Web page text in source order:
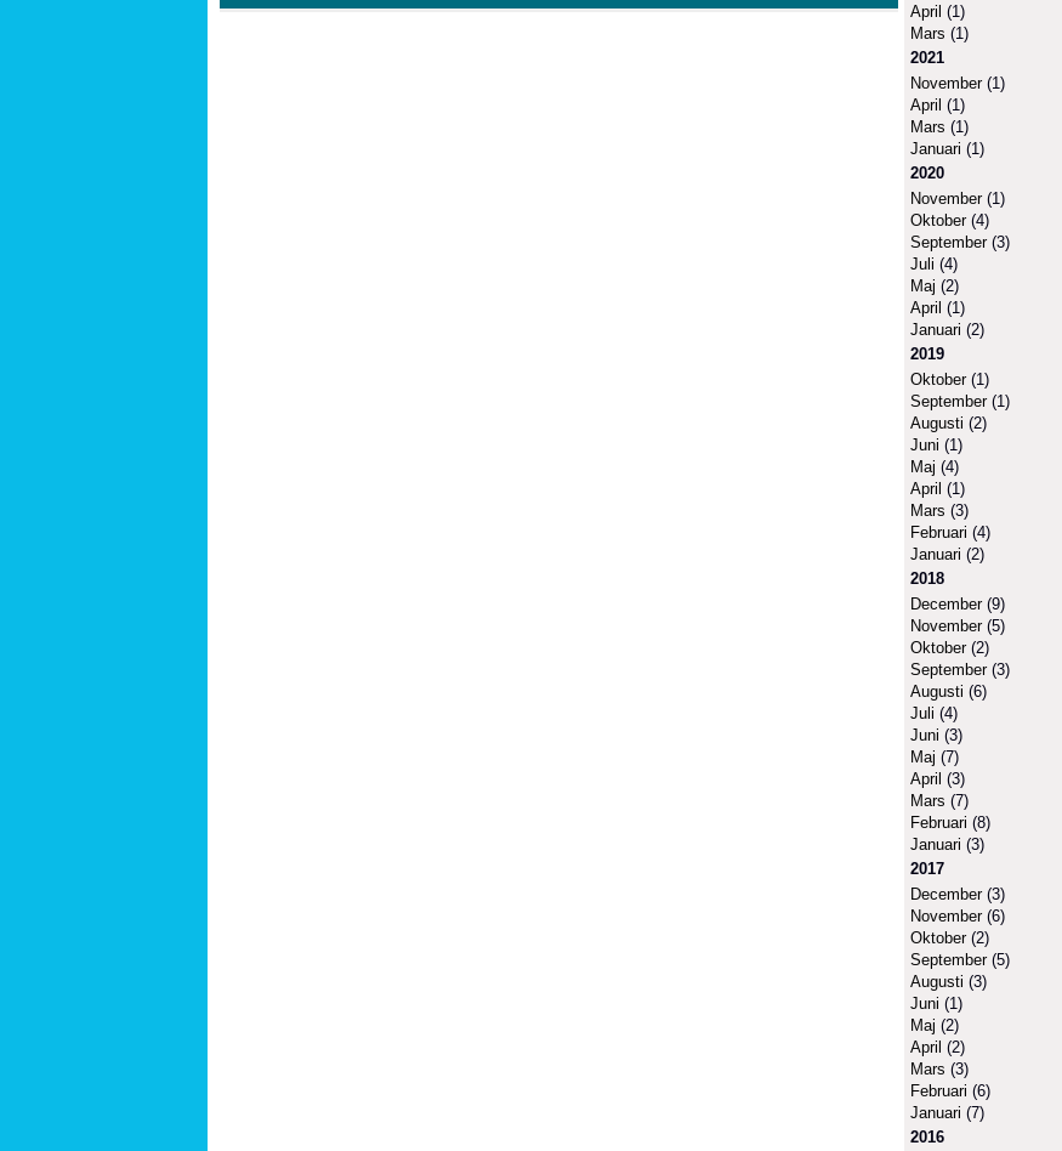
April (1)
Mars (1)
2021
November(1)
April (1)
Mars (1)
Januari (1)
2020
November(1)
Oktober(4)
September(3)
Juli (4)
Maj (2)
April (1)
Januari (2)
2019
Oktober(1)
September(1)
Augusti (2)
Juni (1)
Maj (4)
April (1)
Mars (3)
Februari (4)
Januari (2)
2018
December(9)
November(5)
Oktober(2)
September(3)
Augusti (6)
Juli (4)
Juni (3)
Maj (7)
April (3)
Mars (7)
Februari (8)
Januari (3)
2017
December(3)
November(6)
Oktober(2)
September(5)
Augusti (3)
Juni (1)
Maj (2)
April (2)
Mars (3)
Februari (6)
Januari (7)
2016